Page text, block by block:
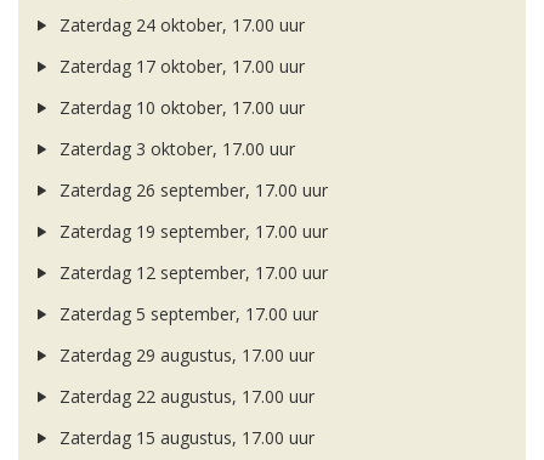
Zaterdag 24 oktober, 17.00 uur
Zaterdag 17 oktober, 17.00 uur
Zaterdag 10 oktober, 17.00 uur
Zaterdag 3 oktober, 17.00 uur
Zaterdag 26 september, 17.00 uur
Zaterdag 19 september, 17.00 uur
Zaterdag 12 september, 17.00 uur
Zaterdag 5 september, 17.00 uur
Zaterdag 29 augustus, 17.00 uur
Zaterdag 22 augustus, 17.00 uur
Zaterdag 15 augustus, 17.00 uur